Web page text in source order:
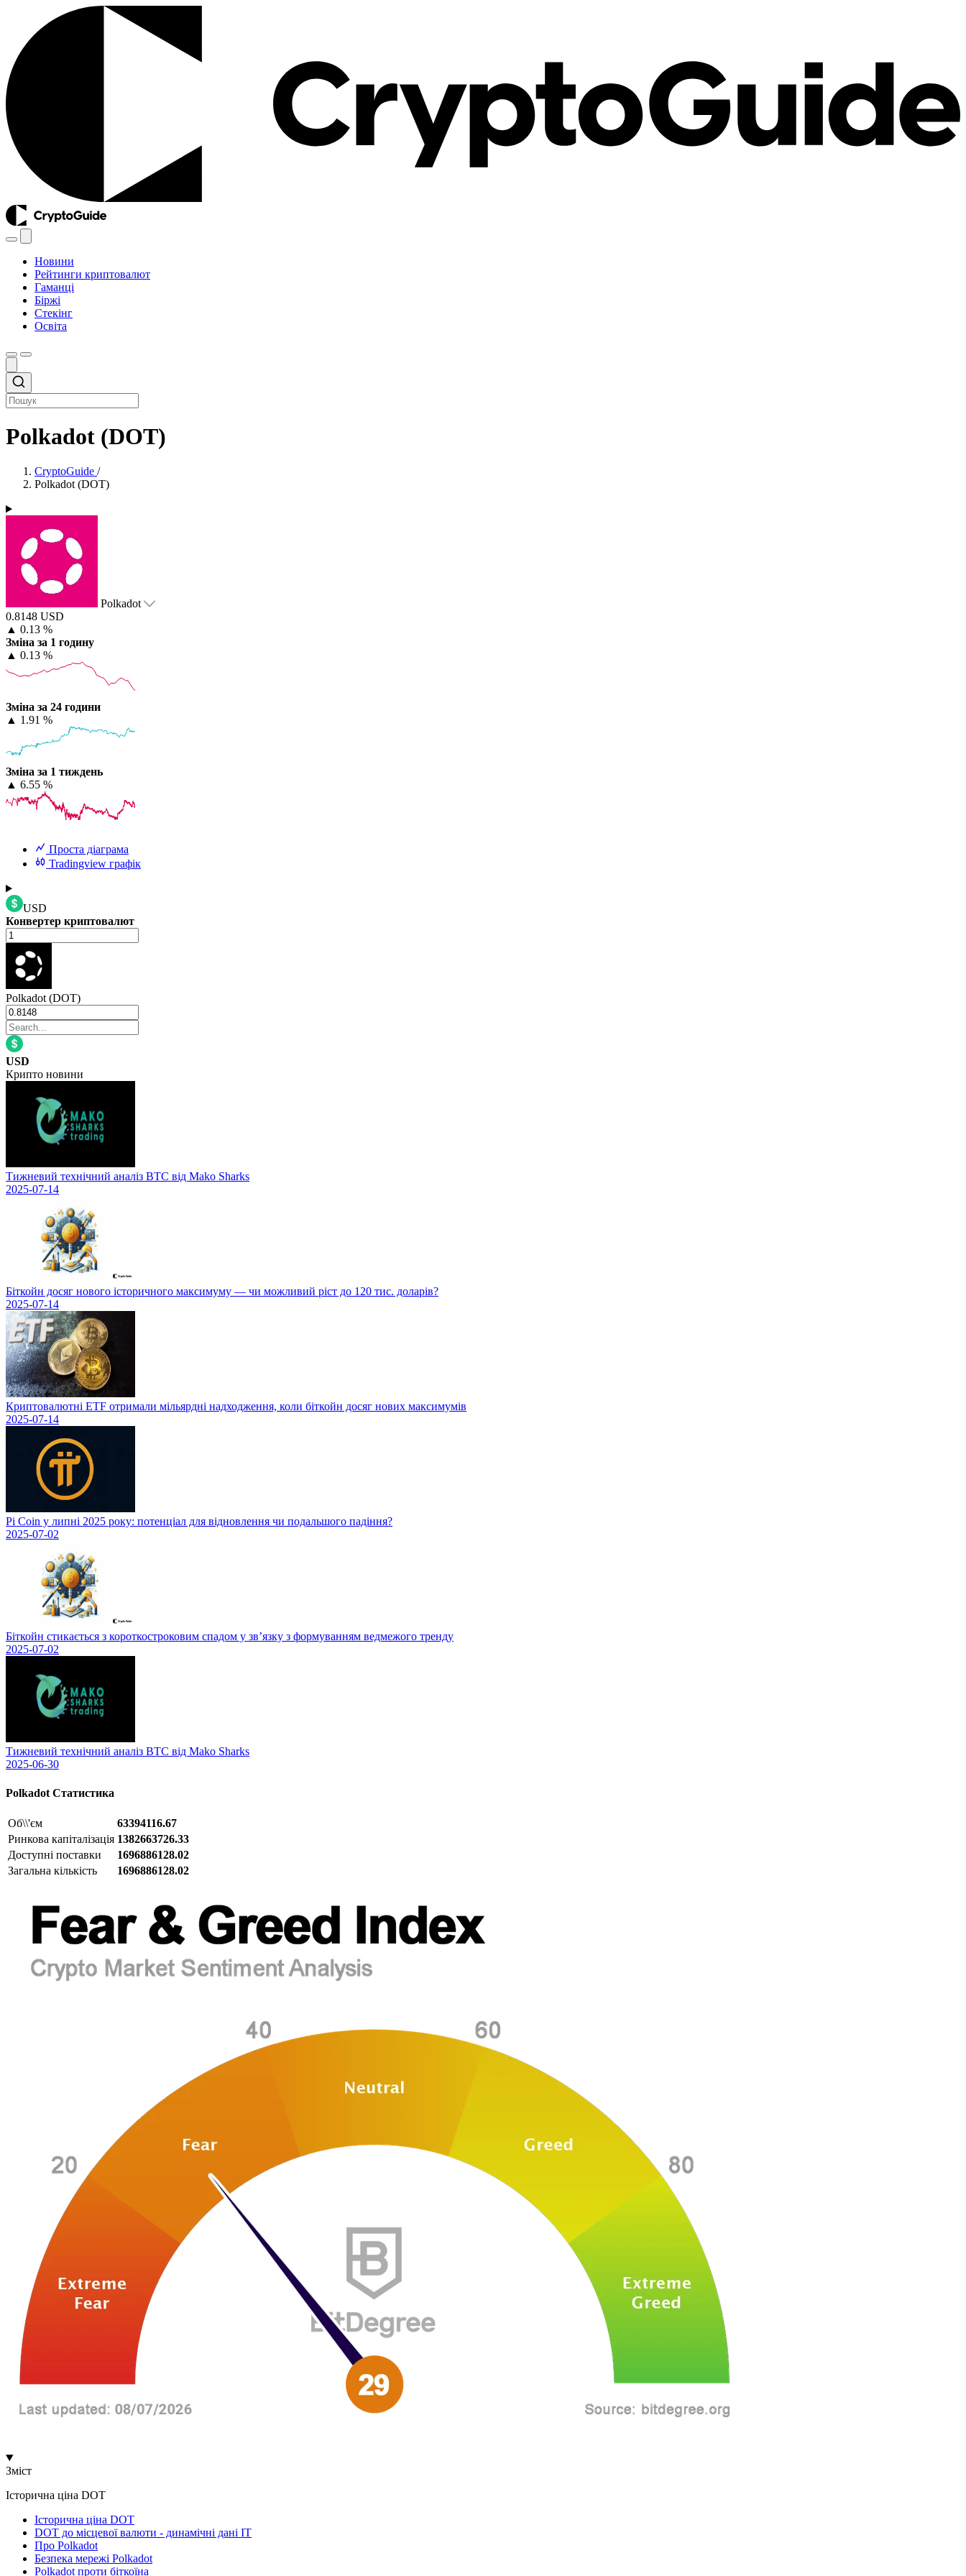
Новини
Рейтинги криптовалют
Гаманці
Біржі
Стекінг
Освіта
Polkadot (DOT)
CryptoGuide /
Polkadot (DOT)
Polkadot
0.8148 USD
▲ 0.13 %
Зміна за 1 годину
▲ 0.13 %
Зміна за 24 години
▲ 1.91 %
Зміна за 1 тиждень
▲ 6.55 %
Проста діаграма
Tradingview графік
USD
Конвертер криптовалют
Polkadot (DOT)
USD
Крипто новини
Тижневий технічний аналіз BTC від Mako Sharks
2025-07-14
Біткойн досяг нового історичного максимуму — чи можливий ріст до 120 тис. доларів?
2025-07-14
Криптовалютні ETF отримали мільярдні надходження, коли біткойн досяг нових максимумів
2025-07-14
Pi Coin у липні 2025 року: потенціал для відновлення чи подальшого падіння?
2025-07-02
Біткойн стикається з короткостроковим спадом у зв’язку з формуванням ведмежого тренду
2025-07-02
Тижневий технічний аналіз BTC від Mako Sharks
2025-06-30
Polkadot Статистика
Об\\'єм
63394116.67
Ринкова капіталізація 1382663726.33
Доступні поставки
1696886128.02
Загальна кількість
1696886128.02
Зміст
Історична ціна DOT
Історична ціна DOT
DOT до місцевої валюти - динамічні дані ІТ
Про Polkadot
Безпека мережі Polkadot
Polkadot проти біткоїна